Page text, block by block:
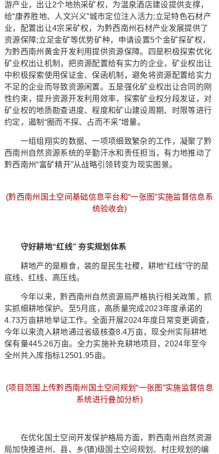
游产业，出让2个地热采矿权，为温泉酒店建设提供支撑，
给“康养胜地、人文兴义”城市定位注入活力;立足特色石材产
业，配置出让4宗采矿权，为黔西南州石材产业发展提供了
资源保障;立足金矿等优势矿种，申请设置5个金矿探矿权，
为黔西南州黄金开发利用提供资源保障。四是积极探索优化
矿业权出让机制，把资源配置给有实力的企业，矿业权出让
中积极探索使用保证金、保函机制，避免将资源配置给实力
不足的企业而导致资源闲置。五是强化矿业权出让合同的刚
性约束，提升资源开发利用效率，探索矿业权分段发证，对
矿业权的地质勘查进度、程度和矿山建设周期、时限等进行
约定，遏制“圈而不探、占而不采”增量。
一组组翔实的数据、一项项细致繁杂的工作，凝聚了黔
西南州自然资源系统的辛勤汗水和责任担当，有力地推动了
黔西南州“富矿精开”从战略引领转变为现实图景。
(黔西南州国土空间基础信息平台和“一张图”实施监督信息系
统验收会)
守好耕地“红线” 夯实规划体系
耕地产的是粮食，装的是民生社稷，耕地“红线”守的是
底线、红线、高压线。
今年以来，黔西南州自然资源局严格执行相关政策，抓
实抓细耕地保护。至5月底，高质量完成2023年度承诺的
4.73万亩耕地举证工作。全面开展2024年度日常变更调查，
今年以来流入耕地通过省级核查8.4万亩，现全州实际耕地
保有量445.26万亩。全力实施补充耕地项目，2024年至今
全州共入库指标12501.95亩。
(项目范围上传黔西南州国土空间规划“一张图”实施监督信息
系统进行叠加分析)
在优化国土空间开发保护格局方面，黔西南州自然资源
局加快推进州、县、乡(镇)级国土空间规划、村庄规划的编